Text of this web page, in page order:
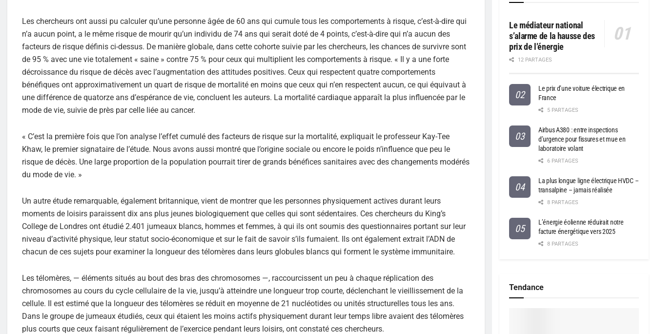
Les chercheurs ont aussi pu calculer qu’une personne âgée de 60 ans qui cumule tous les comportements à risque, c’est-à-dire qui
n’a aucun point, a le même risque de mourir qu’un individu de 74 ans qui serait doté de 4 points, c’est-à-dire qui n’a aucun des
facteurs de risque définis ci-dessus. De manière globale, dans cette cohorte suivie par les chercheurs, les chances de survivre sont
de 95 % avec une vie totalement « saine » contre 75 % pour ceux qui multiplient les comportements à risque. « Il y a une forte
décroissance du risque de décès avec l’augmentation des attitudes positives. Ceux qui respectent quatre comportements
bénéfiques ont approximativement un quart de risque de mortalité en moins que ceux qui n’en respectent aucun, ce qui équivaut à
une différence de quatorze ans d’espérance de vie, concluent les auteurs. La mortalité cardiaque apparaît la plus influencée par le
mode de vie, suivie de près par celle liée au cancer.
« C’est la première fois que l’on analyse l’effet cumulé des facteurs de risque sur la mortalité, expliquait le professeur Kay-Tee
Khaw, le premier signataire de l’étude. Nous avons aussi montré que l’origine sociale ou encore le poids n’influence que peu le
risque de décès. Une large proportion de la population pourrait tirer de grands bénéfices sanitaires avec des changements modérés
du mode de vie. »
Un autre étude remarquable, également britannique, vient de montrer que les personnes physiquement actives durant leurs
moments de loisirs paraissent dix ans plus jeunes biologiquement que celles qui sont sédentaires. Ces chercheurs du King’s
College de Londres ont étudié 2.401 jumeaux blancs, hommes et femmes, à qui ils ont soumis des questionnaires portant sur leur
niveau d’activité physique, leur statut socio-économique et sur le fait de savoir s’ils fumaient. Ils ont également extrait l’ADN de
chacun de ces sujets pour examiner la longueur des télomères dans leurs globules blancs qui forment le système immunitaire.
Les télomères, — éléments situés au bout des bras des chromosomes —, raccourcissent un peu à chaque réplication des
chromosomes au cours du cycle cellulaire de la vie, jusqu’à atteindre une longueur trop courte, déclenchant le vieillissement de la
cellule. Il est estimé que la longueur des télomères se réduit en moyenne de 21 nucléotides ou unités structurelles tous les ans.
Dans le groupe de jumeaux étudiés, ceux qui étaient les moins actifs physiquement durant leur temps libre avaient des télomères
plus courts que ceux faisant régulièrement de l’exercice pendant leurs loisirs, ont constaté ces chercheurs.
Le médiateur national
s’alarme de la hausse des
prix de l’énergie
12 PARTAGES
Le prix d’une voiture électrique en
France
5 PARTAGES
Airbus A380 : entre inspections
d’urgence pour fissures et mue en
laboratoire volant
6 PARTAGES
La plus longue ligne électrique HVDC –
transalpine – jamais réalisée
8 PARTAGES
L’énergie éolienne réduirait notre
facture énergétique vers 2025
8 PARTAGES
Tendance